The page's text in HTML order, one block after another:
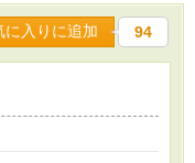
に入りに追加 94